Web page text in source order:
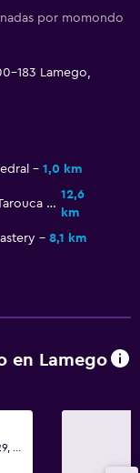
por momondo
183 Lamego,
1,0 km
Sao Joao de Tarouca Monastery
12,6
km
8,1 km
en Lamego